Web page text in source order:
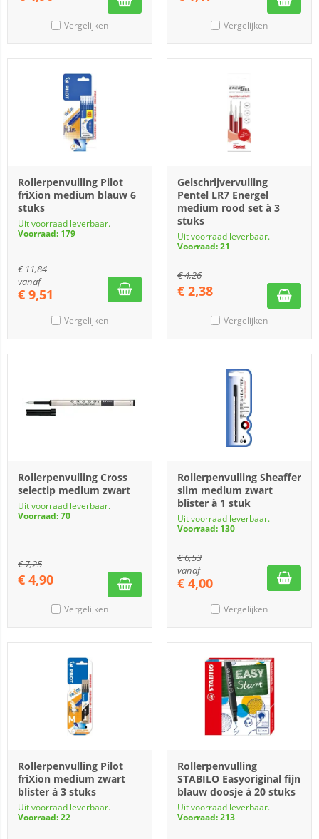
Vergelijken Vergelijken
Rollerpenvulling Pilot
friXion medium blauw 6
stuks
Uit voorraad leverbaar.
Voorraad: 179
€11,84
vanaf
€ 9,51
Vergelijken
Gelschrijvervulling
Pentel LR7 Energel
medium rood set à 3
stuks
Uit voorraad leverbaar.
Voorraad: 21
€4,26
€ 2,38
Vergelijken
Rollerpenvulling Cross
selectip medium zwart
Uit voorraad leverbaar.
Voorraad: 70
€7,25
€ 4,90
Vergelijken
Rollerpenvulling Sheaffer
slim medium zwart
blister à 1 stuk
Uit voorraad leverbaar.
Voorraad: 130
€6,53
vanaf
€ 4,00
Vergelijken
Rollerpenvulling Pilot
friXion medium zwart
blister à 3 stuks
Uit voorraad leverbaar.
Voorraad: 22
Rollerpenvulling
STABILO Easyoriginal fijn
blauw doosje à 20 stuks
Uit voorraad leverbaar.
Voorraad: 213